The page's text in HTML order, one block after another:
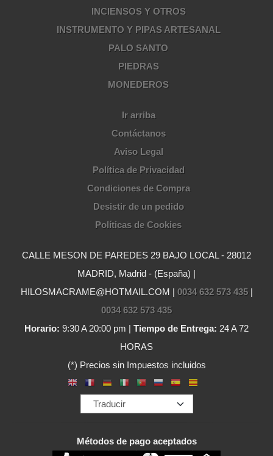
INCIENSOS Y OTROS
INSTRUMENTO Y PIPAS ARTESANAL
PALO SANTO
PIEDRAS
MONEDEROS
Ir arriba
Contáctanos
Aviso Legal
Política de Privacidad
Condiciones de Compra
Desistir de un pedido
Políticas de Cookies
CALLE MESON DE PAREDES 29 BAJO LOCAL - 28012
MADRID, Madrid - (España) |
HILOSMACRAME@HOTMAIL.COM | 0034 632 573 435|
0034 632 573 435
Horario: 9:30 A 20:00 pm | Tiempo de Entrega: 24 A 72
HORAS
(*) Precios sin Impuestos incluidos
Métodos de pago aceptados